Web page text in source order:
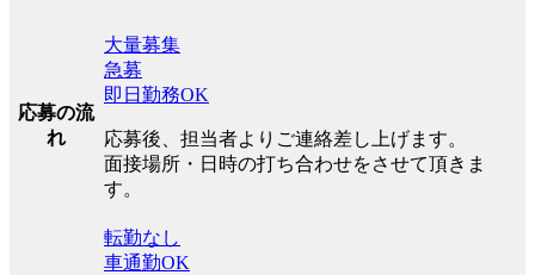
応募の流
れ
大量募集
急募
即日勤務OK
応募後、担当者よりご連絡差し上げます。
面接場所・日時の打ち合わせをさせて頂きま
す。
転勤なし
車通勤OK